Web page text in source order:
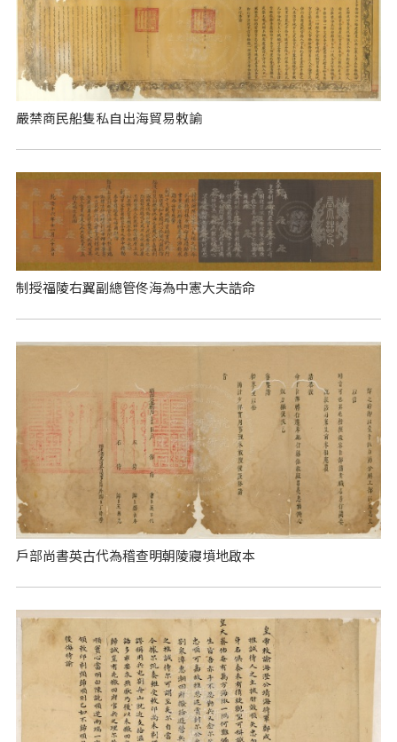
嚴禁商民船隻私自出海貿易敕諭
制授福陵右翼副總管佟海為中憲大夫誥命
戶部尚書英古代為稽查明朝陵寢墳地啟本